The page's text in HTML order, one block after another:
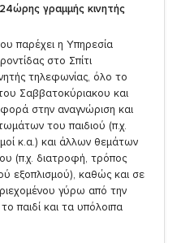
γραμμής κινητής
παρέχει η Υπηρεσία
στο Σπίτι
τηλεφωνίας, όλο το
Σαββατοκύριακου και
στην αναγνώριση και
του παιδιού (π.χ.
κ.α.) και άλλων θεμάτων
(π.χ. διατροφή, τρόπος
εξοπλισμού), καθώς και σε
γύρω από την
παιδί και τα υπόλοιπα